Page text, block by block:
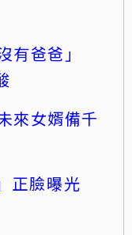
有爸爸」
來女婿備千
正臉曝光